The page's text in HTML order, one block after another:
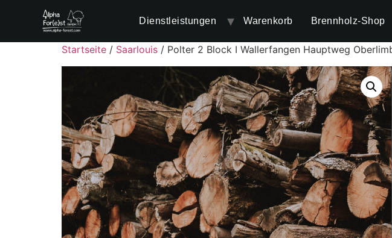
Dienstleistungen Warenkorb Brennholz-Shop
Startseite / Saarlouis / Polter 2 Block I Wallerfangen Hauptweg